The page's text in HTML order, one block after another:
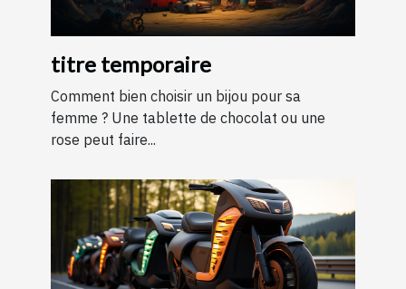
titre temporaire
Comment bien choisir un bijou pour sa
femme ? Une tablette de chocolat ou une
rose peut faire...